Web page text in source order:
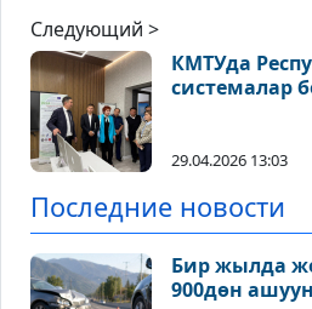
Следующий >
КМТУда
системалар
29.04.2026 13:03
Последние новости
Бир жылда
900дөн